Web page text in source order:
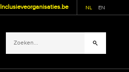
Inclusieveorganisaties.be NL EN